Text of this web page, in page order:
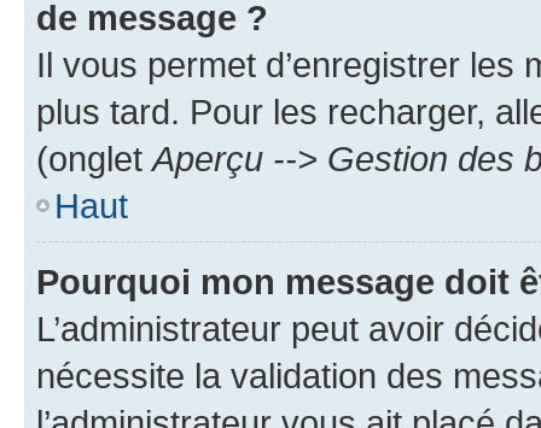
de message ?
Il vous permet d’enregistrer
plus tard. Pour les recharger,
(onglet Aperçu --> Gestion des
Haut
Pourquoi mon message doit
L’administrateur peut avoir
nécessite la validation des